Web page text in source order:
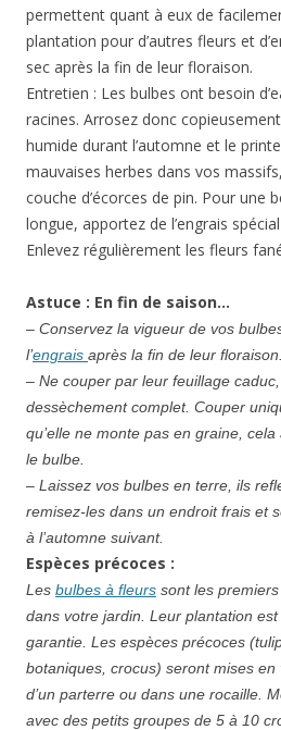
permettent quant à eux de
plantation pour d’autres fleurs et
sec après la fin de leur floraison.
Entretien : Les bulbes ont besoin
racines. Arrosez donc
humide durant l’automne et le
mauvaises herbes dans vos
couche d’écorces de pin. Pour une
longue, apportez de l’engrais
Enlevez régulièrement les fleurs
Astuce : En fin de saison…
– Conservez la vigueur de vos
l’engrais après la fin de leur floraison.
– Ne couper par leur feuillage
dessèchement complet. Couper
qu’elle ne monte pas en graine,
le bulbe.
– Laissez vos bulbes en terre, ils
remisez-les dans un endroit frais et
à l’automne suivant.
Espèces précoces :
Les bulbes à fleurs sont les
dans votre jardin. Leur plantation
garantie. Les espèces précoces
botaniques, crocus) seront mises
d’un parterre ou dans une rocaille.
avec des petits groupes de 5 à 10